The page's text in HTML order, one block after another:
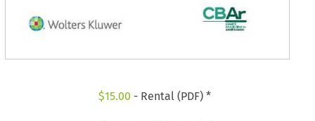
$15.00 - Rental (PDF) *